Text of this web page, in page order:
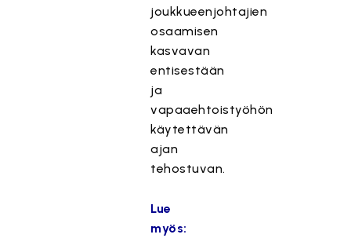
joukkueenjohtajien
osaamisen
kasvavan
entisestään
ja
vapaaehtoistyöhön
käytettävän
ajan
tehostuvan.
Lue
myös: